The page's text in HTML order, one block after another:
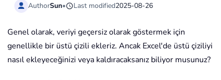
AuthorSun• Last modified2025-08-26
Genel olarak, veriyi geçersiz olarak göstermek için
genellikle bir üstü çizili ekleriz. Ancak Excel'de üstü çiziliyi
nasıl ekleyeceğinizi veya kaldıracaksanız biliyor musunuz?